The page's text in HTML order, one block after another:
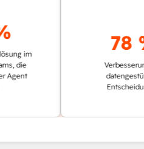
78 %
Verbesserung bei
datengestützten
Entscheidungen